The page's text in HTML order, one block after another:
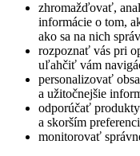
zhromažďovať,
informácie o tom,
ako sa na nich
rozpoznať vás pri
uľahčiť vám
personalizovať
a užitočnejšie
odporúčať
a skorším
monitorovať